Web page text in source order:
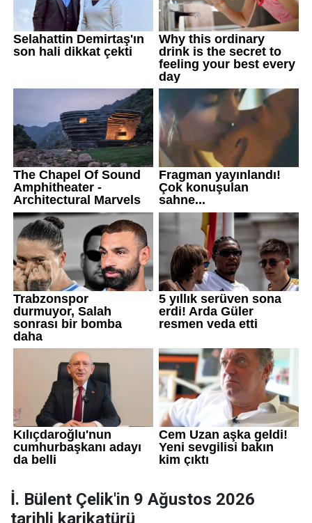
İ. Bülent Çelik'in 9 Ağustos 2026
tarihli karikatürü